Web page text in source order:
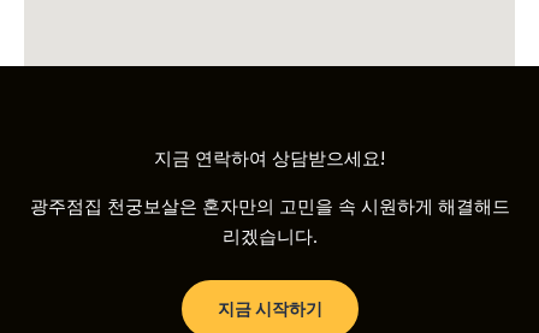
지금 연락하여 상담받으세요!
광주점집 천궁보살은 혼자만의 고민을 속 시원하게 해결해드
리겠습니다.
지금 시작하기